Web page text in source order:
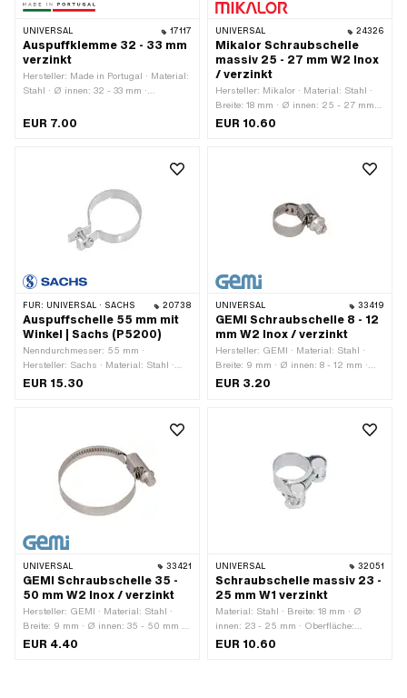
UNIVERSAL 17117
Auspuffklemme 32 - 33 mm
verzinkt
Hersteller: Made in Portugal · Material:
Stahl · Ø innen: 32 - 33 mm ·
· Oberfläche: verzinkt (blau)
EUR 7.00
UNIVERSAL 24326
Mikalor Schraubschelle
massiv 25 - 27 mm W2 Inox
/ verzinkt
Hersteller: Mikalor · Material: Stahl ·
Breite: 18 mm · Ø innen: 25 - 27 mm ·
Oberfläche: verzinkt (blau)
EUR 10.60
FÜR: UNIVERSAL · SACHS 20738
Auspuffschelle 55 mm mit
Winkel | Sachs (P5200)
Nenndurchmesser: 55 mm ·
Hersteller: Sachs · Material: Stahl ·
Farbe: Chrom · Breite: 18 mm ·
OEM-Nr.: P5200 · Sachs OEM-Nr.:
EUR 15.30
UNIVERSAL 33419
GEMI Schraubschelle 8 - 12
mm W2 Inox / verzinkt
Hersteller: GEMI · Material: Stahl ·
Breite: 9 mm · Ø innen: 8 - 12 mm ·
Oberfläche: verzinkt (blau) · Anzahl
EUR 3.20
UNIVERSAL 33421
GEMI Schraubschelle 35 -
50 mm W2 Inox / verzinkt
Hersteller: GEMI · Material: Stahl ·
Breite: 9 mm · Ø innen: 35 - 50 mm ·
Oberfläche: verzinkt (blau) · Anzahl
EUR 4.40
UNIVERSAL 32051
Schraubschelle massiv 23 -
25 mm W1 verzinkt
Material: Stahl · Breite: 18 mm · Ø
innen: 23 - 25 mm · Oberfläche:
verzinkt (blau) · Gewindegrösse: M5
EUR 10.60